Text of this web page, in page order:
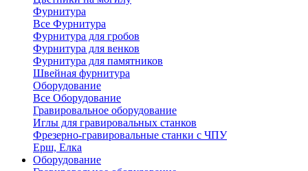
Фурнитура
Все Фурнитура
Фурнитура для гробов
Фурнитура для венков
Фурнитура для памятников
Швейная фурнитура
Оборудование
Все Оборудование
Гравировальное оборудование
Иглы для гравировальных станков
Фрезерно-гравировальные станки с ЧПУ
Ерш, Елка
Оборудование